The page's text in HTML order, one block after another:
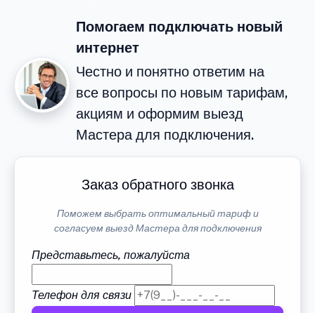
Помогаем подключать новый
интернет
Честно и понятно ответим на
все вопросы по новым тарифам,
акциям и оформим выезд
Мастера для подключения.
Заказ обратного звонка
Поможем выбрать оптимальный тариф и
согласуем выезд Мастера для подключения
Представьтесь, пожалуйста
Телефон для связи